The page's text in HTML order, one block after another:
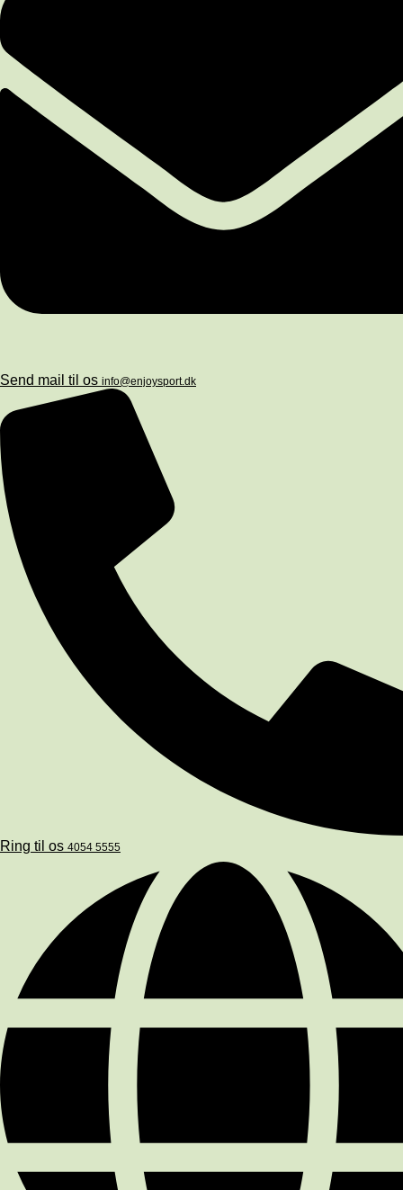
Send mail til os info@enjoysport.dk
Ring til os 4054 5555